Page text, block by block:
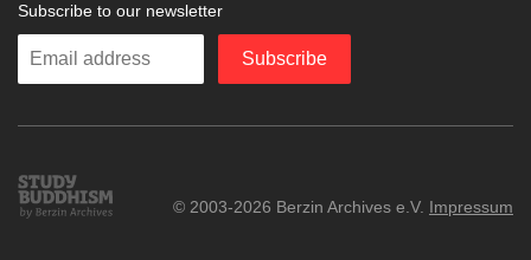
Subscribe to our newsletter
Enter
Subscribe
Study
Buddhism
© 2003-2026 Berzin Archives e.V. Impressum